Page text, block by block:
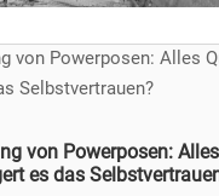
von Powerposen:
es das